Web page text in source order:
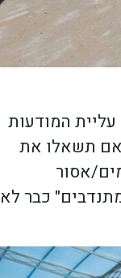
המודעות
אם תשאלו את
אסור
כבר לא